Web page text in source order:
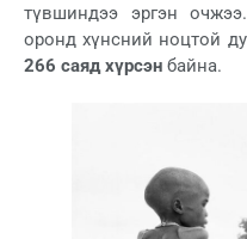
түвшиндээ эргэн
оронд хүнсний ноцтой
266 саяд хүрсэн байна.